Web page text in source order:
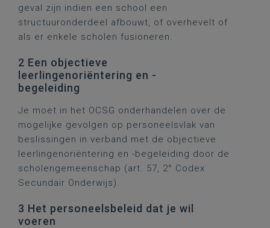
geval zijn indien een school een
structuuronderdeel afbouwt, of overhevelt of
als er enkele scholen fusioneren.
2 Een objectieve
leerlingenoriëntering en -
begeleiding
Je moet in het OCSG onderhandelen over de
mogelijke gevolgen op personeelsvlak van
beslissingen in verband met de objectieve
leerlingenoriëntering en -begeleiding door de
scholengemeenschap (art. 57, 2° Codex
Secundair Onderwijs).
3 Het personeelsbeleid dat je wil
voeren